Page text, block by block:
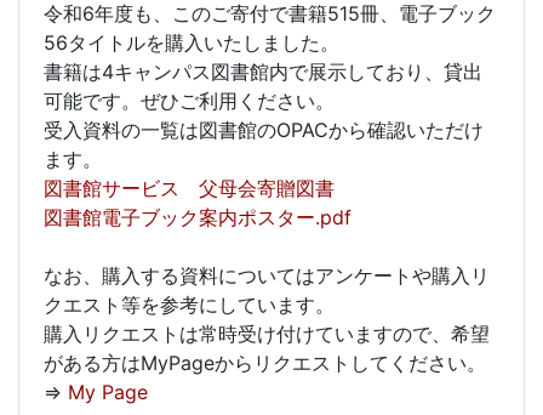
令和6年度も、このご寄付で書籍515冊、電子ブック
56タイトルを購入いたしました。
書籍は4キャンパス図書館内で展示しており、貸出
可能です。ぜひご利用ください。
受入資料の一覧は図書館のOPACから確認いただけ
ます。
図書館サービス 父母会寄贈図書
図書館電子ブック案内ポスター.pdf
なお、購入する資料についてはアンケートや購入リ
クエスト等を参考にしています。
購入リクエストは常時受け付けていますので、希望
がある方はMyPageからリクエストしてください。
⇒ My Page